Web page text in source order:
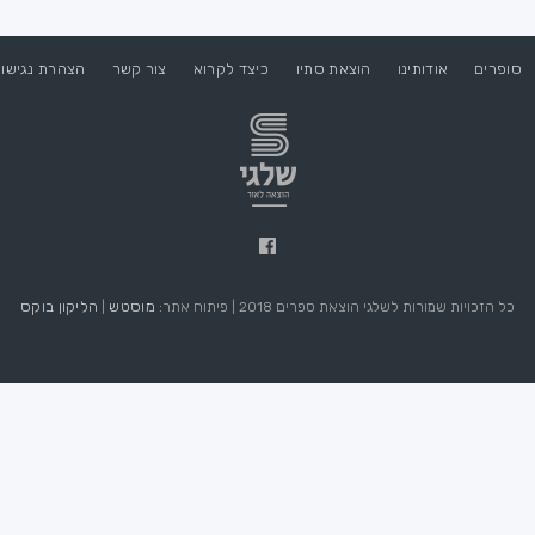
סופרים אודותינו הוצאת סתיו כיצד לקרוא צור קשר הצהרת
כל הזכויות שמורות לשלגי הוצאת ספרים 2018 | פיתוח אתר: מוסטש הליקון בוקס